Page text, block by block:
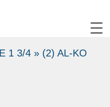
1 3/4 » (2) AL-KO